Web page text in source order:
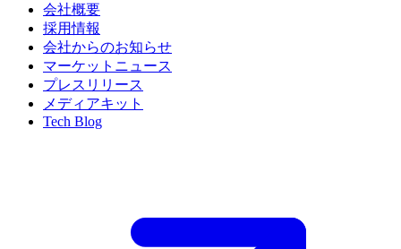
会社概要
採用情報
会社からのお知らせ
マーケットニュース
プレスリリース
メディアキット
Tech Blog